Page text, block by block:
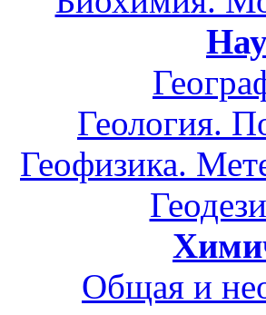
Геология.
Геофизика.
Общая и